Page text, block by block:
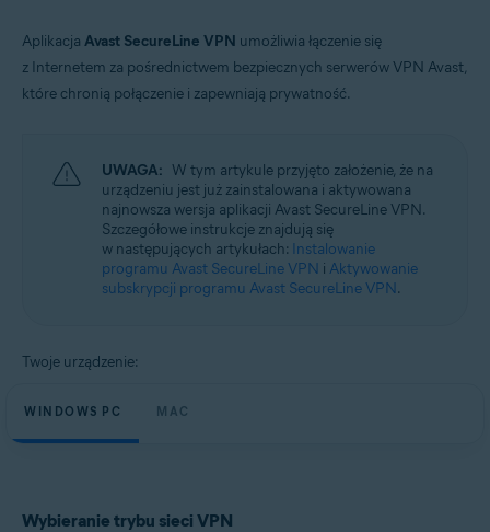
Produkty:
Avast Secureline VPN 5.x dla systemu Windows
Microsoft Windows 11 Home / Pro / Enterprise / Education
Microsoft Windows 10 Home / Pro / Enterprise / Education — wersja
32-/64-bitowa
Microsoft Windows 8.1 / Pro / Enterprise — wersja 32-/64-bitowa
Microsoft Windows 8 / Pro / Enterprise — wersja 32-/64-bitowa
Microsoft Windows 7 Home Basic / Home Premium / Professional /
Enterprise / Ultimate — dodatek Service Pack 1, wersja 32-/64-bitowa
Apple macOS 12.x (Monterey)
Apple macOS 10.14.x (Mojave)
Apple macOS 10.13.x (High Sierra)
Aplikacja Avast SecureLine VPN umożliwia łączenie się
z Internetem za pośrednictwem bezpiecznych serwerów VPN Avast,
które chronią połączenie i zapewniają prywatność.
UWAGA: W tym artykule przyjęto założenie, że na
urządzeniu jest już zainstalowana i aktywowana
najnowsza wersja aplikacji Avast SecureLine VPN.
Szczegółowe instrukcje znajdują się
w następujących artykułach: Instalowanie
programu Avast SecureLine VPN i Aktywowanie
subskrypcji programu Avast SecureLine VPN.
Twoje urządzenie:
WINDOWS PC MAC
Wybieranie trybu sieci VPN